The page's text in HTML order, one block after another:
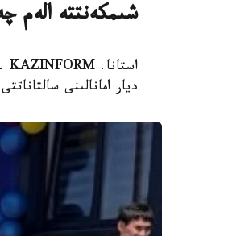
شىمكەنتتە الەم
ديار امانالىنى